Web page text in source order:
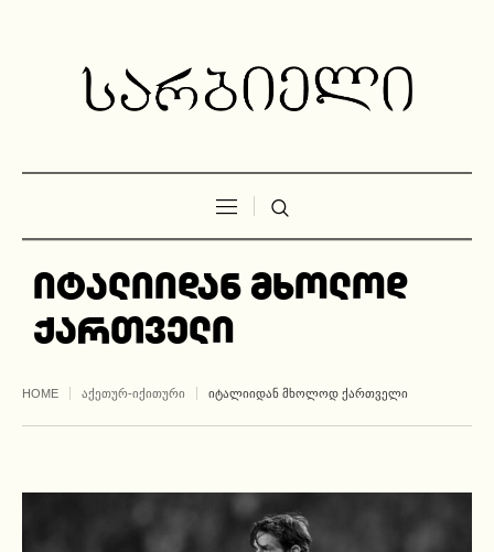
იტალიიდან მხოლოდ
ქართველი
HOME ᲐᲥᲔᲗᲣᲠ-ᲘᲥᲘᲗᲣᲠᲘ ᲘᲢᲐᲚᲘᲘᲓᲐᲜ ᲛᲮᲝᲚᲝᲓ ᲥᲐᲠᲗᲕᲔᲚᲘ